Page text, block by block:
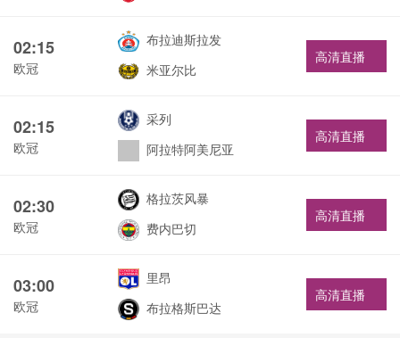
02:15
欧冠
布拉迪斯拉发
米亚尔比
高清直播
02:15
欧冠
采列
阿拉特阿美尼亚
高清直播
02:30
欧冠
格拉茨风暴
费内巴切
高清直播
03:00
欧冠
里昂
布拉格斯巴达
高清直播